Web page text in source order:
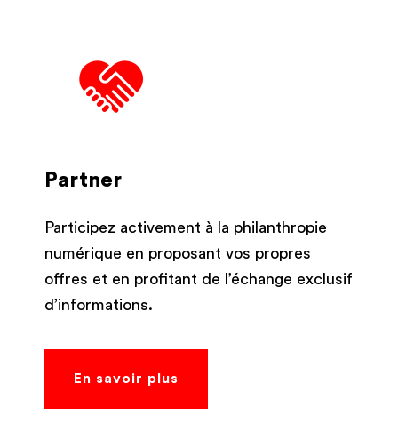
Partner
Participez activement à la philanthropie
numérique en proposant vos propres
offres et en profitant de l’échange exclusif
d’informations.
En savoir plus